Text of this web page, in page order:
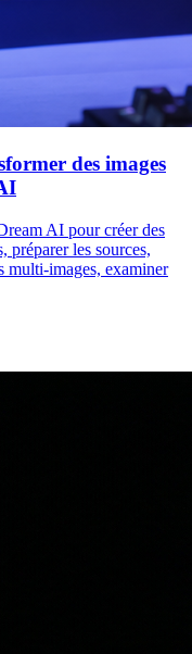
des images
AI pour créer des
préparer les sources,
multi-images, examiner